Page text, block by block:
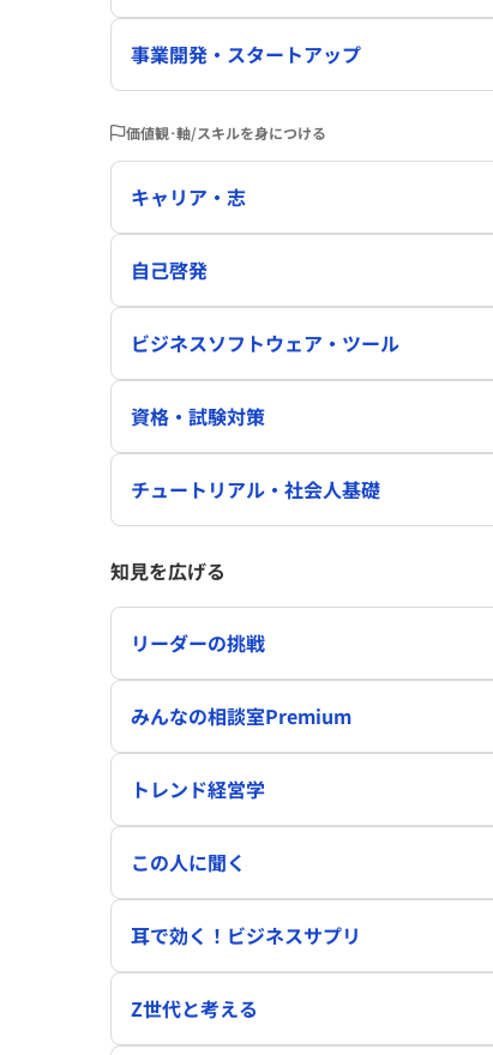
事業開発・スタートアップ
価値観･軸/スキルを身につける
キャリア・志
自己啓発
ビジネスソフトウェア・ツール
資格・試験対策
チュートリアル・社会人基礎
知見を広げる
リーダーの挑戦
みんなの相談室Premium
トレンド経営学
この人に聞く
耳で効く！ビジネスサプリ
Z世代と考える